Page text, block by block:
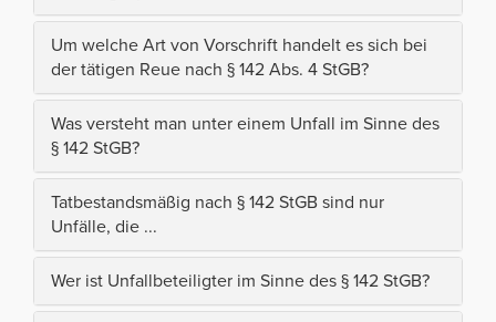
Um welche Art von Vorschrift handelt es sich bei
der tätigen Reue nach § 142 Abs. 4 StGB?
Was versteht man unter einem Unfall im Sinne des
§ 142 StGB?
Tatbestandsmäßig nach § 142 StGB sind nur
Unfälle, die ...
Wer ist Unfallbeteiligter im Sinne des § 142 StGB?